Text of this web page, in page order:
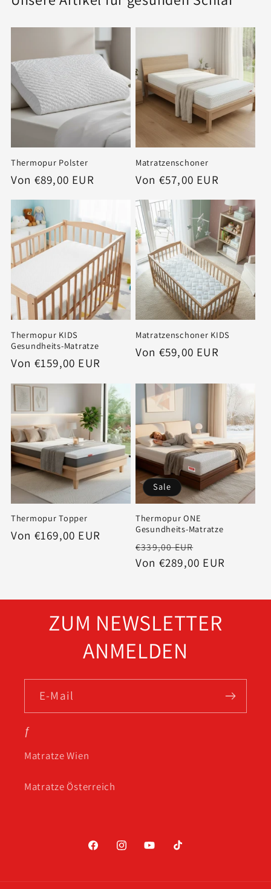
Thermopur Polster
Normaler
Preis
Von €89,00 EUR
Matratzenschoner
Normaler
Preis
Von €57,00 EUR
Thermopur KIDS
Gesundheits-Matratze
Normaler
Von €159,00 EUR
Matratzenschoner KIDS
Normaler
Von €59,00 EUR
Thermopur Topper
Normaler
Von €169,00 EUR
Sale
Thermopur ONE
Gesundheits-Matratze
Normaler
Preis
€339,00 EUR
Von €289,00 EUR
ZUM NEWSLETTER
ANMELDEN
E-Mail
ƒ
Matratze Wien
Matratze Österreich
FacebookInstagramYouTubeTikTok